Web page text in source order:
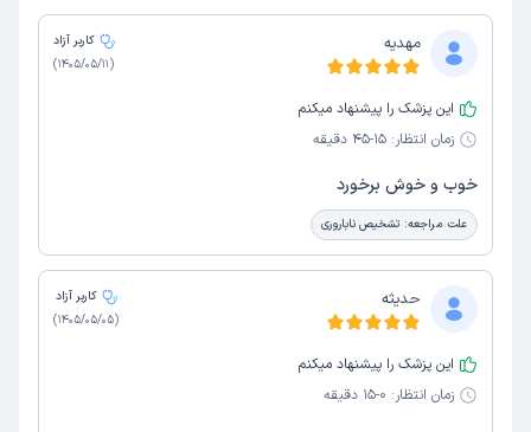
مهدیه
کاربر آزاد
(
1405/05/11
)
این پزشک را پیشنهاد میکنم
زمان انتظار: 15-45 دقیقه
خوب و خوش برخورد
علت مراجعه: تشخیص ناباروری
حدیثه
کاربر آزاد
(
1405/05/05
)
این پزشک را پیشنهاد میکنم
زمان انتظار: 0-15 دقیقه